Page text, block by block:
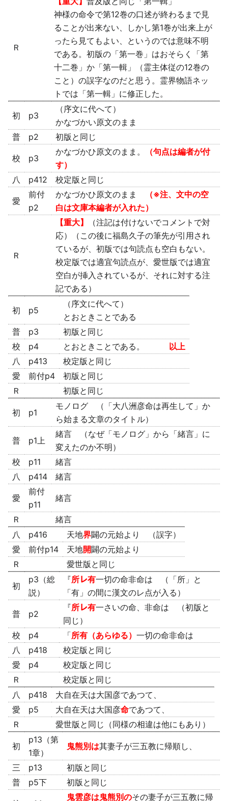
Ｒ
神様の命令で第12巻の口述が終わるまで見
ることが出来ない、しかし第1巻が出来上が
ったら見てもよい、というのでは意味不明
である。初版の「第一巻」はおそらく「第
十二巻」か「第一輯」（霊主体従の12巻の
こと）の誤字なのだと思う。霊界物語ネッ
トでは「第一輯」に修正した。
初 p3
（序文に代へて）
かなづかい原文のまま
普
p2 初版と同じ
校 p3
かなづかひ原文のまま。
（句点は編者が付
す）
八
p412 校定版と同じ
愛
前付
p2
かなづかひ原文のまま
（※注、文中の空
白は文庫本編者が入れた）
Ｒ
【重大】
（注記は付けないでコメントで対
応）（この後に福島久子の筆先が引用され
ているが、初版では句読点も空白もない。
校定版では適宜句読点が、愛世版では適宜
空白が挿入されているが、それに対する注
記である）
初 p5
（序文に代へて）
とおときことである
普
p3
初版と同じ
校
p4 とおときことである。 以上
八
p413
校定版と同じ
愛
前付p4
初版と同じ
Ｒ
初版と同じ
初 p1
モノログ （「大八洲彦命は再生して」か
ら始まる文章のタイトル）
普 p1上
緒言 （なぜ「モノログ」から「緒言」に
変えたのか不明）
校
p11
緒言
八
p414 緒言
愛
前付
p11
緒言
Ｒ
緒言
八
p416 天地界闢の元始より （誤字）
愛
前付p14 天地開闢の元始より
Ｒ
愛世版と同じ
初
p3（総
説）
『所㆑有一切の命非命は （「所」と
「有」の間に漢文のレ点が入る）
普 p2
『所㆑有一さいの命、非命は （初版と
同じ）
校
p4 「所有（あらゆる） 一切の命非命は
八
p418
校定版と同じ
愛
p4
校定版と同じ
Ｒ
校定版と同じ
八
p418
大自在天は大国彦であつて、
愛
p5 大自在天は大国彦命であつて、
Ｒ
愛世版と同じ（同様の相違は他にもあり）
初
p13（第
1章）
鬼熊別は其妻子が三五教に帰順し、
三 p13
初版と同じ
普
p5下 初版と同じ
鬼雲彦は鬼熊別のその妻子が三五教に帰